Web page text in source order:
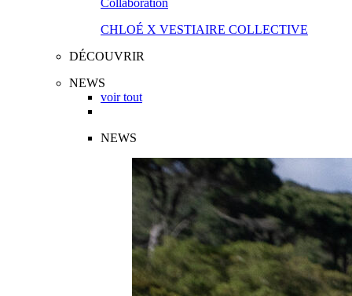
Collaboration
CHLOÉ X VESTIAIRE COLLECTIVE
DÉCOUVRIR
NEWS
voir tout
NEWS